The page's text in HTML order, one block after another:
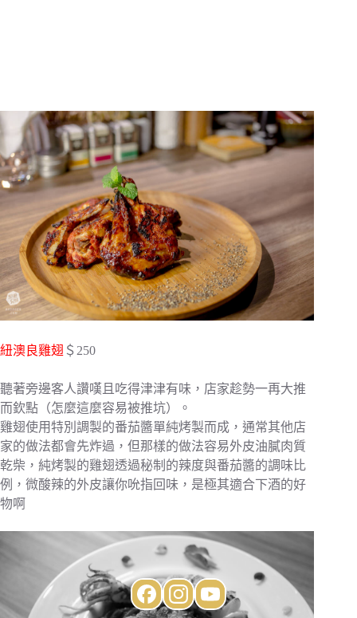
紐澳良雞翅 ＄250
聽著旁邊客人讚嘆且吃得津津有味，店家趁勢一再大推
而欽點（怎麼這麼容易被推坑）。
雞翅使用特別調製的番茄醬單純烤製而成，通常其他店
家的做法都會先炸過，但那樣的做法容易外皮油膩肉質
乾柴，純烤製的雞翅透過秘制的辣度與番茄醬的調味比
例，微酸辣的外皮讓你吮指回味，是極其適合下酒的好
物啊